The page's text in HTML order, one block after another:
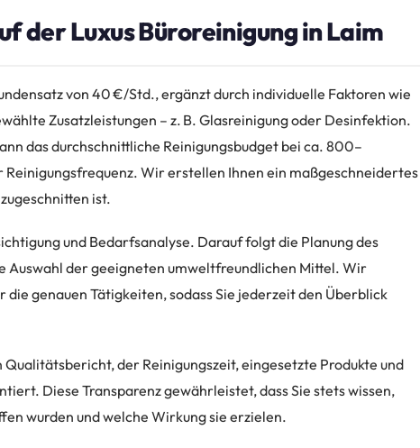
der Luxus Büroreinigung in Laim
von 40 €/Std., ergänzt durch individuelle Faktoren wie
Zusatzleistungen – z. B. Glasreinigung oder Desinfektion.
das durchschnittliche Reinigungsbudget bei ca. 800–
Wir erstellen Ihnen ein maßgeschneidertes
ist.
und Bedarfsanalyse. Darauf folgt die Planung des
Auswahl der geeigneten umweltfreundlichen Mittel. Wir
genauen Tätigkeiten, sodass Sie jederzeit den Überblick
der Reinigungszeit, eingesetzte Produkte und
Diese Transparenz gewährleistet, dass Sie stets wissen,
wurden und welche Wirkung sie erzielen.